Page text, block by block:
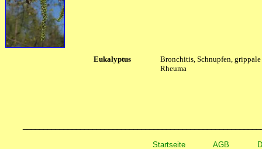
Eukalyptus
Bronchitis, Schnupfen,
Rheuma
Startseite AGB